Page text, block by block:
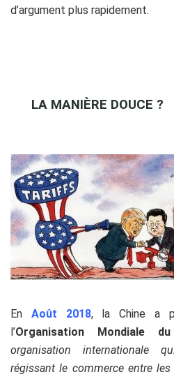
d’argument plus rapidement.
LA MANIÈRE DOUCE ?
En Août 2018, la Chine a
l’Organisation Mondiale
organisation internationale
régissant le commerce entre les